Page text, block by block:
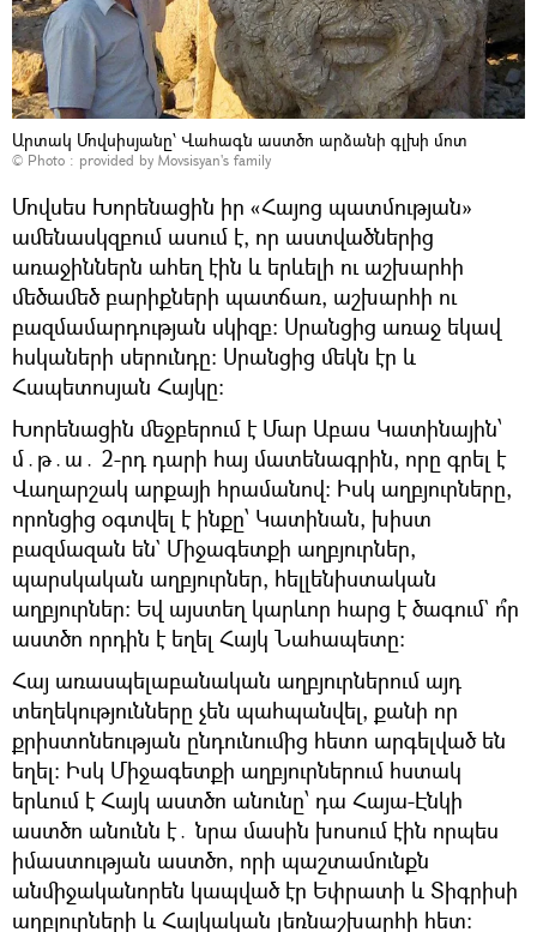
Արտակ Մովսիսյանը՝ Վահագն աստծո արձանի գլխի մոտ
© Photo : provided by Movsisyan's family
Մովսես Խորենացին իր «Հայոց պատմության»
ամենասկզբում ասում է, որ աստվածներից
առաջիններն ահեղ էին և երևելի ու աշխարհի
մեծամեծ բարիքների պատճառ, աշխարհի ու
բազմամարդության սկիզբ: Սրանցից առաջ եկավ
հսկաների սերունդը։ Սրանցից մեկն էր և
Հապետոսյան Հայկը։
Խորենացին մեջբերում է Մար Աբաս Կատինային՝
մ․թ․ա․ 2-րդ դարի հայ մատենագրին, որը գրել է
Վաղարշակ արքայի հրամանով։ Իսկ աղբյուրները,
որոնցից օգտվել է ինքը՝ Կատինան, խիստ
բազմազան են` Միջագետքի աղբյուրներ,
պարսկական աղբյուրներ, հելլենիստական
աղբյուրներ։ Եվ այստեղ կարևոր հարց է ծագում` ո՞ր
աստծո որդին է եղել Հայկ Նահապետը։
Հայ առասպելաբանական աղբյուրներում այդ
տեղեկությունները չեն պահպանվել, քանի որ
քրիստոնեության ընդունումից հետո արգելված են
եղել։ Իսկ Միջագետքի աղբյուրներում հստակ
երևում է Հայկ աստծո անունը՝ դա Հայա-Էնկի
աստծո անունն է․ նրա մասին խոսում էին որպես
իմաստության աստծո, որի պաշտամունքն
անմիջականորեն կապված էր Եփրատի և Տիգրիսի
աղբյուրների և Հայկական լեռնաշխարհի հետ։